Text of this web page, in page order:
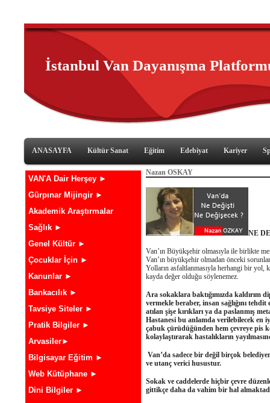
İstanbul Van Dayanışma
ANASAYFA Kültür Sanat Eğitim Edebiyat Kariyer
VAN'A Dair Herşey ►
Gürpınar Mijingir ►
Akademik Araştırmalar
Sağlık ►
Genel Kültür ►
Çocuklar İçin ►
Kanunlar ►
Bankacılık ►
Tavsiye Siteler ►
Pratik Bilgiler ►
Arvasiler►
Bilgisayar Eğitim ►
Web Kütüphane ►
Dini Bilgiler ►
Nazan OSKAY
NE
Van’ın Büyükşehir olmasıyla ile birlikte
Van’ın büyükşehir olmadan önceki
Yolların asfaltlanmasıyla herhangi bir yol,
kayda değer olduğu söylenemez.
Ara sokaklara baktığımızda kaldırım
vermekle beraber, insan sağlığını
atılan şişe kırıkları ya da paslanmış
Hastanesi bu anlamda verilebilecek en
çabuk çürüdüğünden hem çevreye pis
kolaylaştırarak hastalıkların
Van’da sadece bir değil birçok
ve utanç verici husustur.
Sokak ve caddelerde hiçbir çevre
gittikçe daha da vahim bir hal